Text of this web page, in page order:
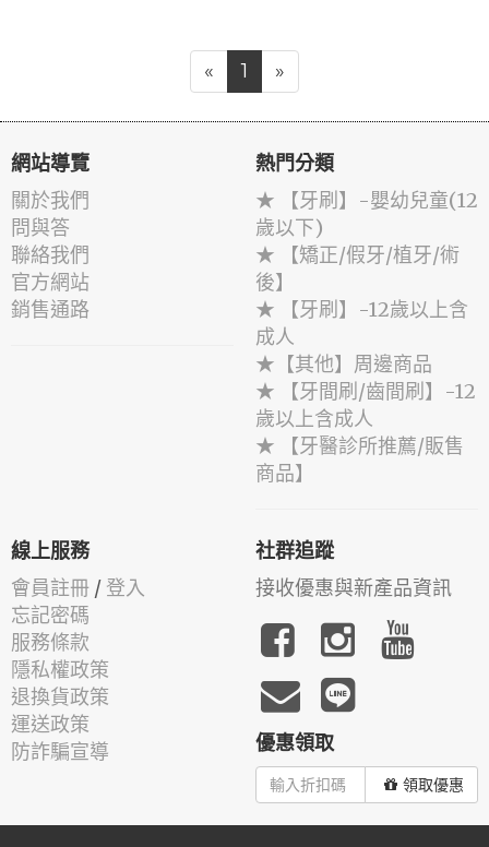
« 1 »
網站導覽
關於我們
問與答
聯絡我們
官方網站
銷售通路
熱門分類
★ 【牙刷】-嬰幼兒童(12
歲以下)
★ 【矯正/假牙/植牙/術
後】
★ 【牙刷】-12歲以上含
成人
★【其他】周邊商品
★ 【牙間刷/齒間刷】-12
歲以上含成人
★ 【牙醫診所推薦/販售
商品】
線上服務
會員註冊 / 登入
忘記密碼
服務條款
隱私權政策
退換貨政策
運送政策
防詐騙宣導
社群追蹤
接收優惠與新產品資訊
優惠領取
領取優惠